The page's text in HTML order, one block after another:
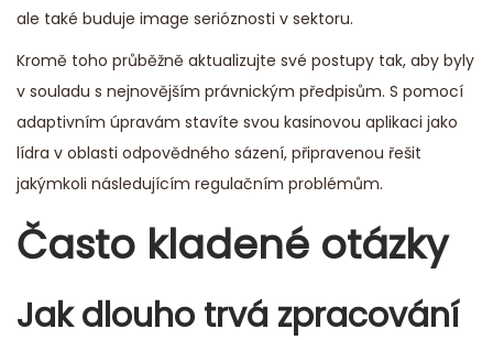
ale také buduje image serióznosti v sektoru.
Kromě toho průběžně aktualizujte své postupy tak, aby byly
v souladu s nejnovějším právnickým předpisům. S pomocí
adaptivním úpravám stavíte svou kasinovou aplikaci jako
lídra v oblasti odpovědného sázení, připravenou řešit
jakýmkoli následujícím regulačním problémům.
Často kladené otázky
Jak dlouho trvá zpracování